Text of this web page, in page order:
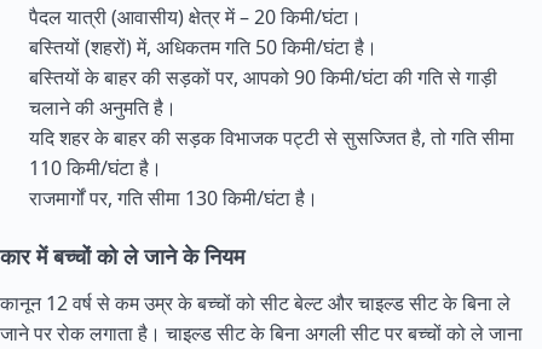
पैदल यात्री (आवासीय) क्षेत्र में – 20 किमी/घंटा।
बस्तियों (शहरों) में, अधिकतम गति 50 किमी/घंटा है।
बस्तियों के बाहर की सड़कों पर, आपको 90 किमी/घंटा की गति से गाड़ी
चलाने की अनुमति है।
यदि शहर के बाहर की सड़क विभाजक पट्टी से सुसज्जित है, तो गति सीमा
110 किमी/घंटा है।
राजमार्गों पर, गति सीमा 130 किमी/घंटा है।
कार में बच्चों को ले जाने के नियम
कानून 12 वर्ष से कम उम्र के बच्चों को सीट बेल्ट और चाइल्ड सीट के बिना ले
जाने पर रोक लगाता है। चाइल्ड सीट के बिना अगली सीट पर बच्चों को ले जाना